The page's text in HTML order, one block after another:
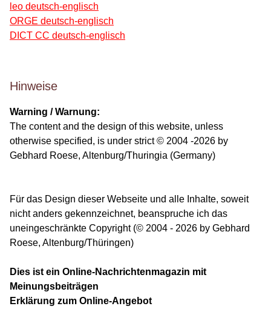
leo deutsch-englisch
ORGE deutsch-englisch
DICT CC deutsch-englisch
Hinweise
Warning / Warnung:
The content and the design of this website, unless
otherwise specified, is under strict © 2004 -2026 by
Gebhard Roese, Altenburg/Thuringia (Germany)
Für das Design dieser Webseite und alle Inhalte, soweit
nicht anders gekennzeichnet, beanspruche ich das
uneingeschränkte Copyright (© 2004 - 2026 by Gebhard
Roese, Altenburg/Thüringen)
Dies ist ein Online-Nachrichtenmagazin mit
Meinungsbeiträgen
Erklärung zum Online-Angebot